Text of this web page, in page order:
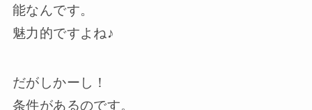
能なんです。
魅力的ですよね♪
だがしかーし！
条件があるのです。